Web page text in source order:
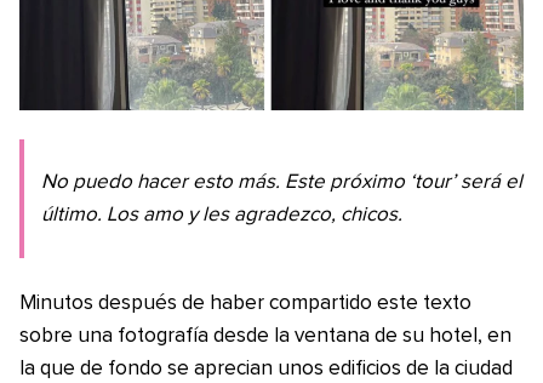
No puedo hacer esto más. Este próximo ‘tour’ será el
último. Los amo y les agradezco, chicos.
Minutos después de haber compartido este texto
sobre una fotografía desde la ventana de su hotel, en
la que de fondo se aprecian unos edificios de la ciudad